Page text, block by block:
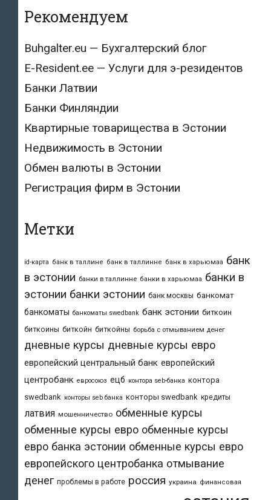
Рекомендуем
Buhgalter.eu — Бухгалтерский блог
E-Resident.ee — Услуги для э-резидентов
Банки Латвии
Банки Финляндии
Квартирные товарищества в Эстонии
Недвижимость в Эстонии
Обмен валюты в Эстонии
Регистрация фирм в Эстонии
Метки
id-карта банк в таллине банк в таллинне банк в харьюмаа банк
в эстонии банки в таллинне банки в харьюмаа банки в
эстонии банки эстонии банк москвы банкомат
банкоматы банкоматы swedbank банк эстонии биткоин
биткоины биткойн биткойны борьба с отмыванием денег
дневные курсы дневные курсы евро
европейский центральный банк европейский
центробанк евросоюз ецб контора seb-банка контора
swedbank конторы seb банка конторы swedbank кредиты
латвия мошенничество обменные курсы
обменные курсы евро обменные курсы
евро банка эстонии обменные курсы евро
европейского центробанка отмывание
денег проблемы в работе россия украина финансовая